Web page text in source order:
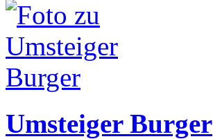
Umsteiger Burger